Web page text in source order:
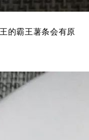
的霸王薯条会有原